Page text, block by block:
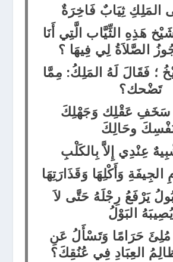
المَلِكِ ثِيَابٌ فَاخِرَةٌ
هَذِهِ الثِّيَّاب الَّتِي أَنَا
الصَّلاَةُ لِي فِيهَا ؟
؛ فَقَالَ لَهُ المَلِكُ: مِمَّا
تَضْحك؟
سَخَفِ عَقْلِك وَجَهْلِكَ
وحَالِكَ
عِنْدِي إِلاَّ بِالكَلْبِ
وَأَكْلِهَا وَقَذَارَتِهَا
يَرْفَعُ رِجْلَهُ حَتَّى لاَ
يُصِيبَهُ البَوْلُ
مُلِئَ حَرَامًا وَتَسْأَلُ عَنِ
العِبَادِ فِي عُنُقِكَ؟